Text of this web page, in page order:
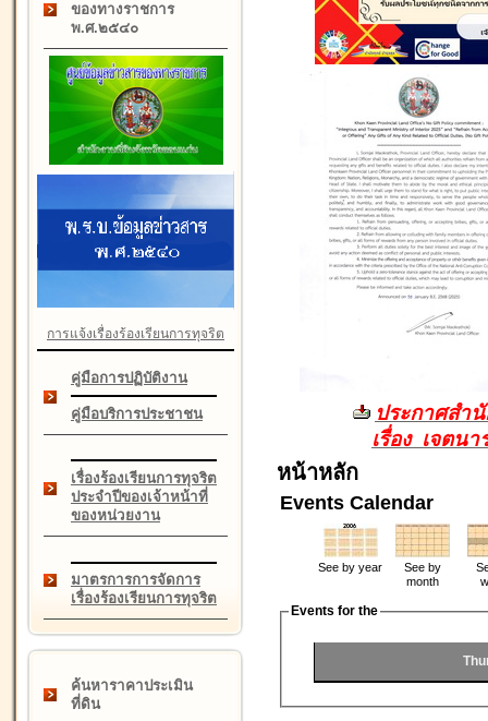
ของทางราชการ
พ.ศ.๒๕๔๐
การแจ้งเรื่องร้องเรียนการทุจริต
คู่มือการปฏิบัติงาน
คู่มือบริการประชาชน
เรื่องร้องเรียนการทุจริต
ประจำปีของเจ้าหน้าที่
ของหน่วยงาน
มาตรการการจัดการ
เรื่องร้องเรียนการทุจริต
ค้นหาราคาประเมิน
ที่ดิน
ประกาศสำ
เรื่อง เจตน
หน้าหลัก
Events Calendar
See by year
See by
month
Events for the